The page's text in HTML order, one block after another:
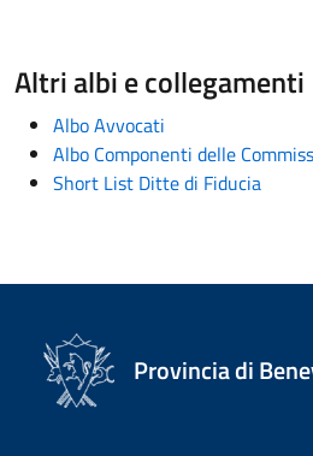
Altri albi e collegamenti
Albo Avvocati
Albo Componenti delle
Short List Ditte di Fiducia
Provincia di